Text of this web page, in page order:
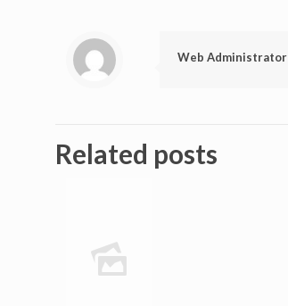
Web Administrator
Related posts